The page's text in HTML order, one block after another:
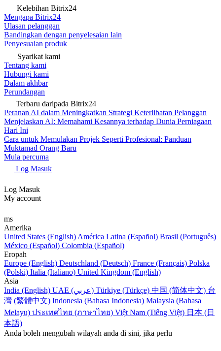
Kelebihan Bitrix24
Mengapa Bitrix24
Ulasan pelanggan
Bandingkan dengan penyelesaian lain
Penyesuaian produk
Syarikat kami
Tentang kami
Hubungi kami
Dalam akhbar
Perundangan
Terbaru daripada Bitrix24
Peranan AI dalam Meningkatkan Strategi Keterlibatan Pelanggan
Menjelaskan AI: Memahami Kesannya terhadap Dunia Perniagaan
Hari Ini
Cara untuk Memulakan Projek Seperti Profesional: Panduan
Muktamad Orang Baru
Mula percuma
Log Masuk
Log Masuk
My account
ms
Amerika
United States (English) América Latina (Español) Brasil (Português)
México (Español) Colombia (Español)
Eropah
Europe (English) Deutschland (Deutsch) France (Français) Polska
(Polski) Italia (Italiano) United Kingdom (English)
Asia
India (English)
UAE (عربي) Türkiye (Türkçe) 中国 (简体中文) 台
灣 (繁體中文) Indonesia (Bahasa Indonesia) Malaysia (Bahasa
Melayu) ประเทศไทย (ภาษาไทย) Việt Nam (Tiếng Việt) 日本 (日
本語)
Anda boleh mengubah wilayah anda di sini, jika perlu